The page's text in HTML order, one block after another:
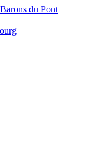
du Pont